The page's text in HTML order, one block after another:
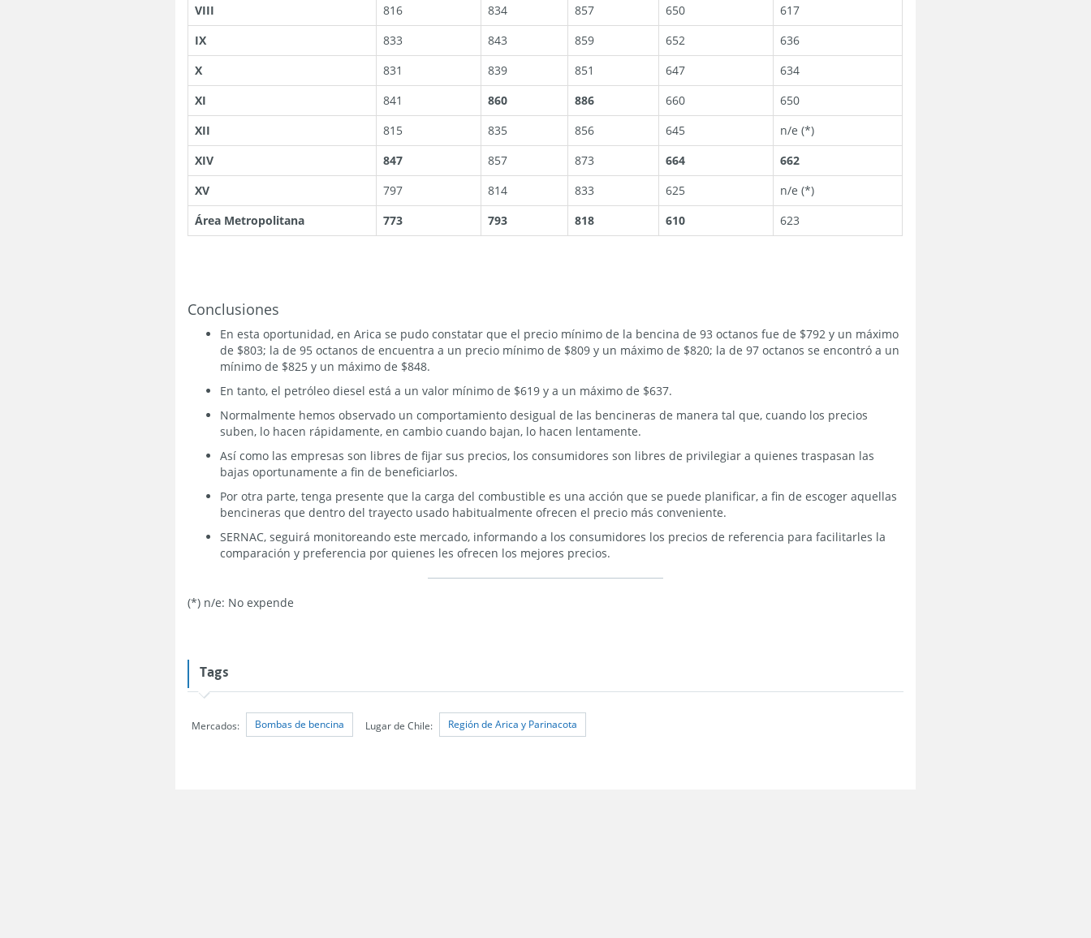
VIII
816 834 857 650
617
IX
833 843 859 652
636
X
831 839 851 647
634
XI
841 860 886 660
650
XII
815 835 856 645
n/e (*)
XIV
847 857 873 664
662
XV
797 814 833 625
n/e (*)
Área Metropolitana
773 793 818 610 623
Conclusiones
En esta oportunidad, en Arica se pudo constatar que el precio mínimo de la bencina de 93 octanos fue de $792 y un máximo
de $803; la de 95 octanos de encuentra a un precio mínimo de $809 y un máximo de $820; la de 97 octanos se encontró a un
mínimo de $825 y un máximo de $848.
En tanto, el petróleo diesel está a un valor mínimo de $619 y a un máximo de $637.
Normalmente hemos observado un comportamiento desigual de las bencineras de manera tal que, cuando los precios
suben, lo hacen rápidamente, en cambio cuando bajan, lo hacen lentamente.
Así como las empresas son libres de fijar sus precios, los consumidores son libres de privilegiar a quienes traspasan las
bajas oportunamente a fin de beneficiarlos.
Por otra parte, tenga presente que la carga del combustible es una acción que se puede planificar, a fin de escoger aquellas
bencineras que dentro del trayecto usado habitualmente ofrecen el precio más conveniente.
SERNAC, seguirá monitoreando este mercado, informando a los consumidores los precios de referencia para facilitarles la
comparación y preferencia por quienes les ofrecen los mejores precios.
(*) n/e: No expende
Tags
Mercados: Bombas de bencina Lugar de Chile: Región de Arica y Parinacota